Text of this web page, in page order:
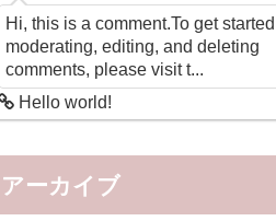
Hi, this is a comment.To get
moderating, editing, and deleting
comments, please visit t...
Hello world!
アーカイブ